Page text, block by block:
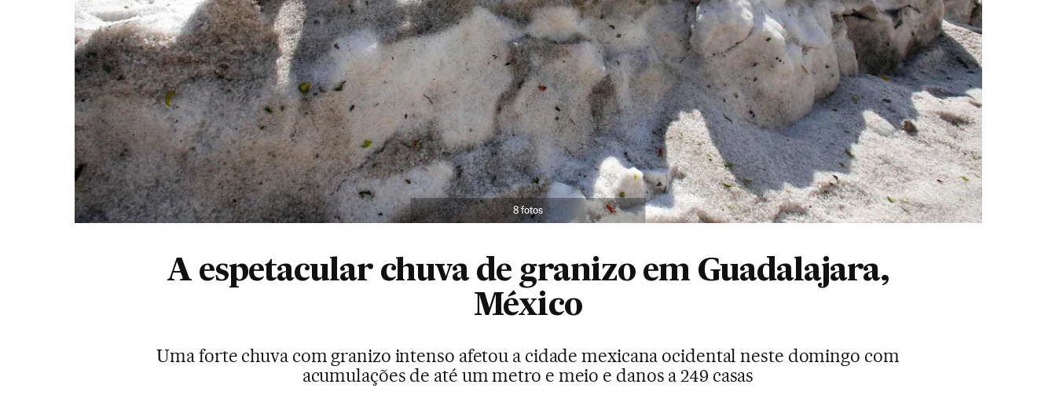
8 fotos
A espetacular chuva de granizo em Guadalajara,
México
Uma forte chuva com granizo intenso afetou a cidade mexicana ocidental neste domingo com
acumulações de até um metro e meio e danos a 249 casas